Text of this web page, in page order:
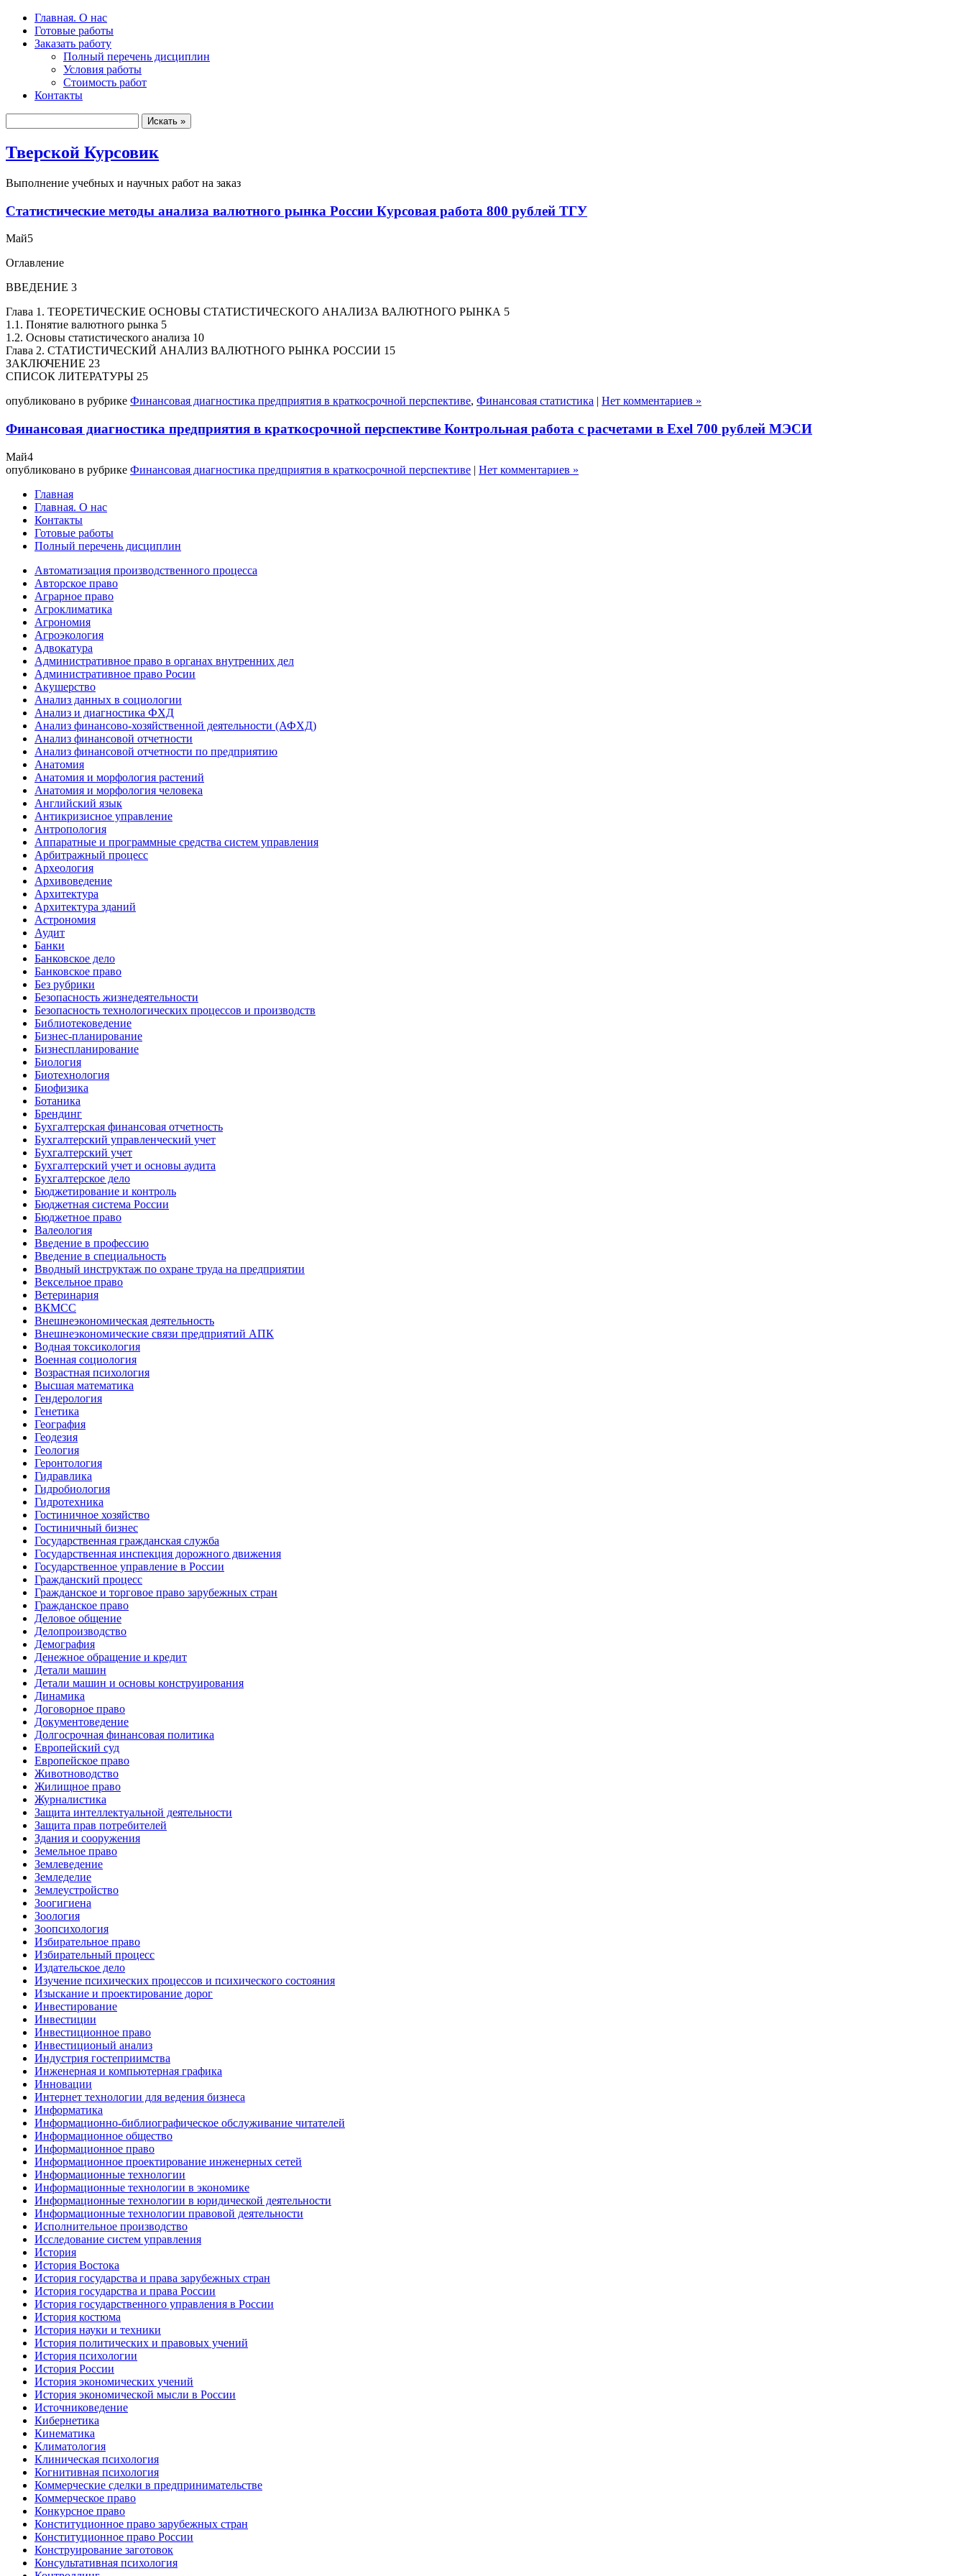
Главная. О нас
Готовые работы
Заказать работу
Полный перечень дисциплин
Условия работы
Стоимость работ
Контакты
Тверской Курсовик
Выполнение учебных и научных работ на заказ
Статистические методы анализа валютного рынка России Курсовая работа 800 рублей ТГУ
Май5
Оглавление
ВВЕДЕНИЕ 3
Глава 1. ТЕОРЕТИЧЕСКИЕ ОСНОВЫ СТАТИСТИЧЕСКОГО АНАЛИЗА ВАЛЮТНОГО РЫНКА 5
1.1. Понятие валютного рынка 5
1.2. Основы статистического анализа 10
Глава 2. СТАТИСТИЧЕСКИЙ АНАЛИЗ ВАЛЮТНОГО РЫНКА РОССИИ 15
ЗАКЛЮЧЕНИЕ 23
СПИСОК ЛИТЕРАТУРЫ 25
опубликовано в рубрике Финансовая диагностика предприятия в краткосрочной перспективе, Финансовая статистика | Нет комментариев »
Финансовая диагностика предприятия в краткосрочной перспективе Контрольная работа с расчетами в Exel 700 рублей МЭСИ
Май4
опубликовано в рубрике Финансовая диагностика предприятия в краткосрочной перспективе | Нет комментариев »
Главная
Главная. О нас
Контакты
Готовые работы
Полный перечень дисциплин
Автоматизация производственного процесса
Авторское право
Аграрное право
Агроклиматика
Агрономия
Агроэкология
Адвокатура
Административное право в органах внутренних дел
Административное право Росии
Акушерство
Анализ данных в социологии
Анализ и диагностика ФХД
Анализ финансово-хозяйственной деятельности (АФХД)
Анализ финансовой отчетности
Анализ финансовой отчетности по предприятию
Анатомия
Анатомия и морфология растений
Анатомия и морфология человека
Английский язык
Антикризисное управление
Антропология
Аппаратные и программные средства систем управления
Арбитражный процесс
Археология
Архивоведение
Архитектура
Архитектура зданий
Астрономия
Аудит
Банки
Банковское дело
Банковское право
Без рубрики
Безопасность жизнедеятельности
Безопасность технологических процессов и производств
Библиотековедение
Бизнес-планирование
Бизнеспланирование
Биология
Биотехнология
Биофизика
Ботаника
Брендинг
Бухгалтерская финансовая отчетность
Бухгалтерский управленческий учет
Бухгалтерский учет
Бухгалтерский учет и основы аудита
Бухгалтерское дело
Бюджетирование и контроль
Бюджетная система России
Бюджетное право
Валеология
Введение в профессию
Введение в специальность
Вводный инструктаж по охране труда на предприятии
Вексельное право
Ветеринария
ВКМСС
Внешнеэкономическая деятельность
Внешнеэкономические связи предприятий АПК
Водная токсикология
Военная социология
Возрастная психология
Высшая математика
Гендерология
Генетика
География
Геодезия
Геология
Геронтология
Гидравлика
Гидробиология
Гидротехника
Гостиничное хозяйство
Гостиничный бизнес
Государственная гражданская служба
Государственная инспекция дорожного движения
Государственное управление в России
Гражданский процесс
Гражданское и торговое право зарубежных стран
Гражданское право
Деловое общение
Делопроизводство
Демография
Денежное обращение и кредит
Детали машин
Детали машин и основы конструирования
Динамика
Договорное право
Документоведение
Долгосрочная финансовая политика
Европейский суд
Европейское право
Животноводство
Жилищное право
Журналистика
Защита интеллектуальной деятельности
Защита прав потребителей
Здания и сооружения
Земельное право
Землеведение
Земледелие
Землеустройство
Зоогигиена
Зоология
Зоопсихология
Избирательное право
Избирательный процесс
Издательское дело
Изучение психических процессов и психического состояния
Изыскание и проектирование дорог
Инвестирование
Инвестиции
Инвестиционное право
Инвестиционый анализ
Индустрия гостеприимства
Инженерная и компьютерная графика
Инновации
Интернет технологии для ведения бизнеса
Информатика
Информационно-библиографическое обслуживание читателей
Информационное общество
Информационное право
Информационное проектирование инженерных сетей
Информационные технологии
Информационные технологии в экономике
Информационные технологии в юридической деятельности
Информационные технологии правовой деятельности
Исполнительное производство
Исследование систем управления
История
История Востока
История государства и права зарубежных стран
История государства и права России
История государственного управления в России
История костюма
История науки и техники
История политических и правовых учений
История психологии
История России
История экономических учений
История экономической мысли в России
Источниковедение
Кибернетика
Кинематика
Климатология
Клиническая психология
Когнитивная психология
Коммерческие сделки в предпринимательстве
Коммерческое право
Конкурсное право
Конституционное право зарубежных стран
Конституционное право России
Конструирование заготовок
Консультативная психология